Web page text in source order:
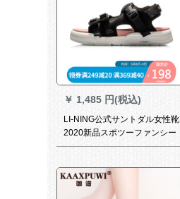
￥ 1,485 円(税込)
LI-NING公式サントダル女性靴
2020新品スポツーファンシー
012標準黒/オリンジーク-3 39